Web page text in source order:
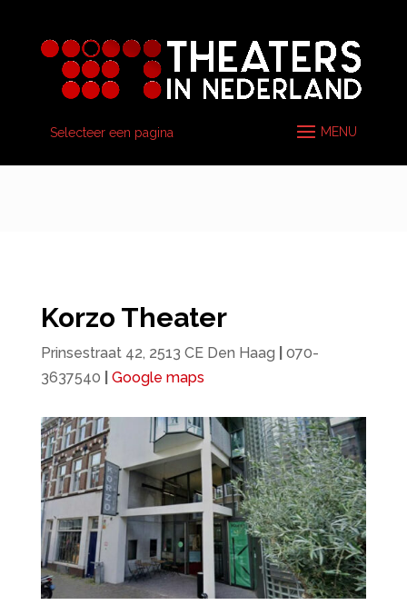
Selecteer een pagina
Korzo Theater
Prinsestraat 42, 2513 CE Den Haag
070-
3637540
Google maps